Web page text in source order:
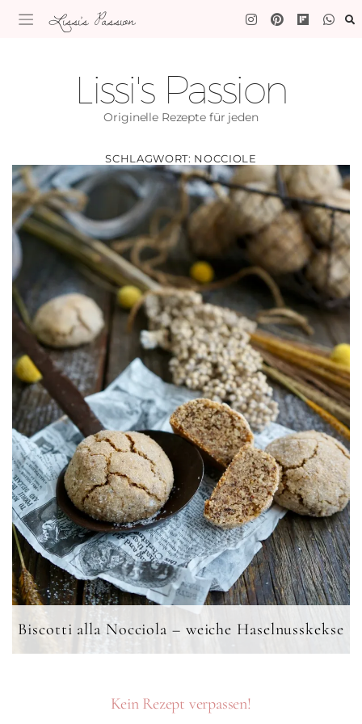
Lissi's Passion
Lissi's Passion
Originelle Rezepte für jeden
SCHLAGWORT: NOCCIOLE
Biscotti alla Nocciola – weiche Haselnusskekse
Kein Rezept verpassen!